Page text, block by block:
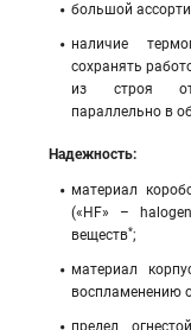
большой
наличие
сохранять
из строя
параллельно в
Надежность:
материал
(«HF» –
веществ*;
материал
воспламенению
предел